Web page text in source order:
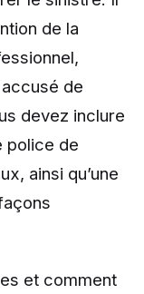
de la
de
devez inclure
police de
ainsi qu’une
et comment